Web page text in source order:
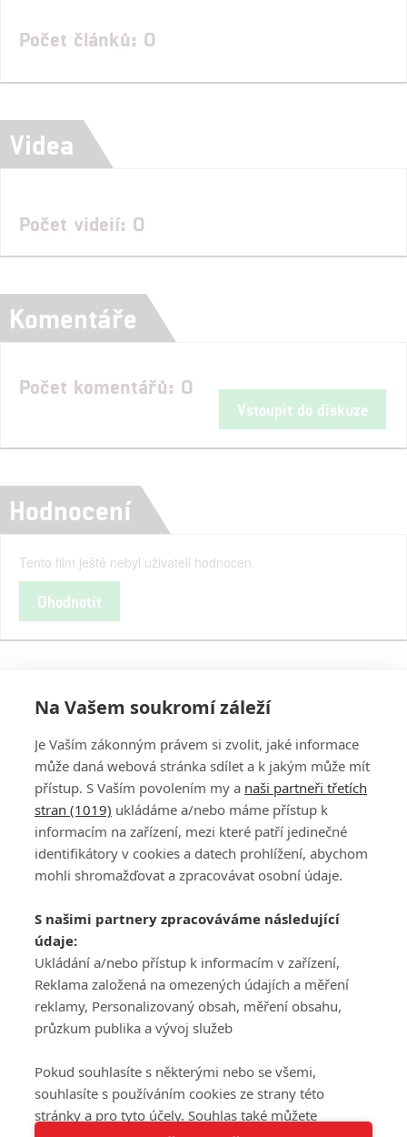
Tato stránka používá soubory cookies.
Počet článků: 0
Videa
Počet videií: 0
Komentáře
Počet komentářů: 0
Vstoupit do diskuze
Hodnocení
Tento film ještě nebyl uživateli hodnocen.
Ohodnotit
PŘIHLÁSIT
REGISTROVAT
DISKUZE
Šéfredaktorkou webu jePetr Slavík, e-mailserialy@fandimefilmu.cz
Máte-li zájem o inzerci na našem webu napište nám na e-mail
studio@koncal.com
Ochrana osobních údajů|Zásady používání cookies |Pravidla webu
Upravit nastavení soukromí
Na Vašem soukromí záleží
Je Vaším zákonným právem si zvolit, jaké informace
může daná webová stránka sdílet a k jakým může mít
přístup. S Vaším povolením my a naši partneři třetích
stran (1019) ukládáme a/nebo máme přístup k
informacím na zařízení, mezi které patří jedinečné
identifikátory v cookies a datech prohlížení, abychom
mohli shromažďovat a zpracovávat osobní údaje.
S našimi partnery zpracováváme následující
údaje:
Ukládání a/nebo přístup k informacím v zařízení,
Reklama založená na omezených údajích a měření
reklamy, Personalizovaný obsah, měření obsahu,
průzkum publika a vývoj služeb
Pokud souhlasíte s některými nebo se všemi,
souhlasíte s používáním cookies ze strany této
stránky a pro tyto účely. Souhlas také můžete